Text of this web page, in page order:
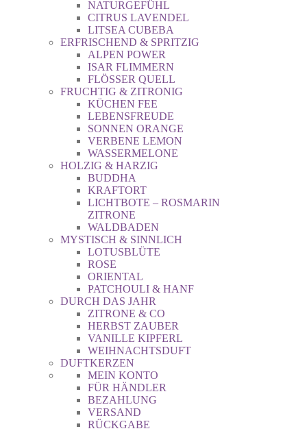
NATURGEFÜHL
CITRUS LAVENDEL
LITSEA CUBEBA
ERFRISCHEND & SPRITZIG
ALPEN POWER
ISAR FLIMMERN
FLÖSSER QUELL
FRUCHTIG & ZITRONIG
KÜCHEN FEE
LEBENSFREUDE
SONNEN ORANGE
VERBENE LEMON
WASSERMELONE
HOLZIG & HARZIG
BUDDHA
KRAFTORT
LICHTBOTE – ROSMARIN
ZITRONE
WALDBADEN
MYSTISCH & SINNLICH
LOTUSBLÜTE
ROSE
ORIENTAL
PATCHOULI & HANF
DURCH DAS JAHR
ZITRONE & CO
HERBST ZAUBER
VANILLE KIPFERL
WEIHNACHTSDUFT
DUFTKERZEN
MEIN KONTO
FÜR HÄNDLER
BEZAHLUNG
VERSAND
RÜCKGABE